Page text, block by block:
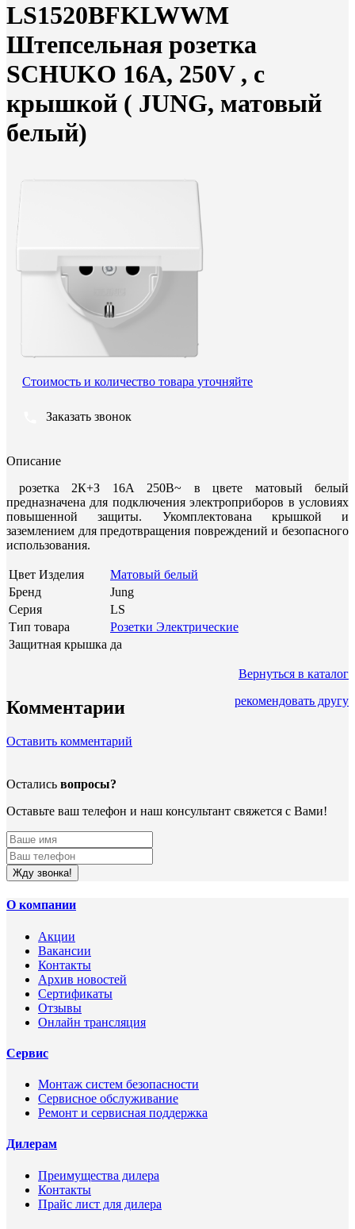
LS1520BFKLWWM
Штепсельная розетка
SCHUKO 16A, 250V , с
крышкой ( JUNG, матовый
белый)
Стоимость и количество товара уточняйте
Заказать звонок
Описание
розетка 2К+З 16А 250В~ в цвете матовый белый
предназначена для подключения электроприборов в условиях
повышенной защиты. Укомплектована крышкой и
заземлением для предотвращения повреждений и безопасного
использования.
Цвет Изделия
Матовый белый
Бренд
Jung
Серия
LS
Тип товара
Розетки Электрические
Защитная крышка да
Вернуться в каталог
рекомендовать другу
Комментарии
Оставить комментарий
Остались вопросы?
Оставьте ваш телефон и наш консультант свяжется с Вами!
Жду звонка!
О компании
Акции
Вакансии
Контакты
Архив новостей
Сертификаты
Отзывы
Онлайн трансляция
Сервис
Монтаж систем безопасности
Сервисное обслуживание
Ремонт и сервисная поддержка
Дилерам
Преимущества дилера
Контакты
Прайс лист для дилера